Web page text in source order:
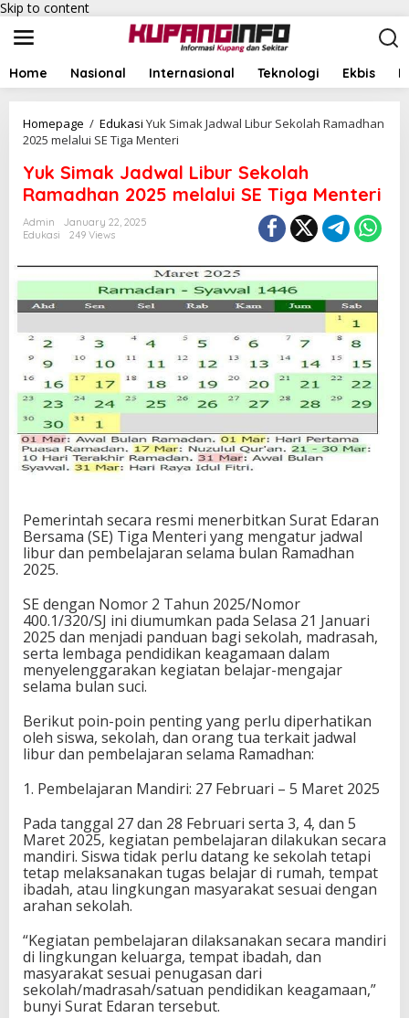
Skip to content
Home Nasional Internasional Teknologi Ekbis
Homepage / Edukasi Yuk Simak Jadwal Libur Sekolah Ramadhan
2025 melalui SE Tiga Menteri
Yuk Simak Jadwal Libur Sekolah
Ramadhan 2025 melalui SE Tiga Menteri
Admin
January 22, 2025
Edukasi
249 Views
Pemerintah secara resmi menerbitkan Surat Edaran
Bersama (SE) Tiga Menteri yang mengatur jadwal
libur dan pembelajaran selama bulan Ramadhan
2025.
SE dengan Nomor 2 Tahun 2025/Nomor
400.1/320/SJ ini diumumkan pada Selasa 21 Januari
2025 dan menjadi panduan bagi sekolah, madrasah,
serta lembaga pendidikan keagamaan dalam
menyelenggarakan kegiatan belajar-mengajar
selama bulan suci.
Berikut poin-poin penting yang perlu diperhatikan
oleh siswa, sekolah, dan orang tua terkait jadwal
libur dan pembelajaran selama Ramadhan:
1. Pembelajaran Mandiri: 27 Februari – 5 Maret 2025
Pada tanggal 27 dan 28 Februari serta 3, 4, dan 5
Maret 2025, kegiatan pembelajaran dilakukan secara
mandiri. Siswa tidak perlu datang ke sekolah tetapi
tetap melaksanakan tugas belajar di rumah, tempat
ibadah, atau lingkungan masyarakat sesuai dengan
arahan sekolah.
“Kegiatan pembelajaran dilaksanakan secara mandiri
di lingkungan keluarga, tempat ibadah, dan
masyarakat sesuai penugasan dari
sekolah/madrasah/satuan pendidikan keagamaan,”
bunyi Surat Edaran tersebut.